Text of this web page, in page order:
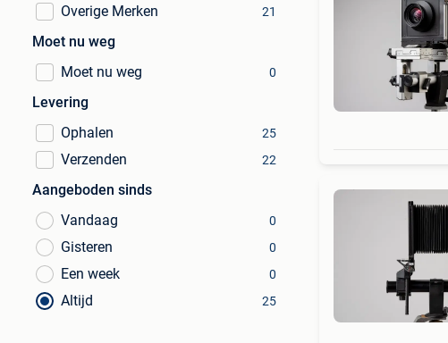
Overige Merken 21
Moet nu weg
Moet nu weg
0
Levering
Ophalen
25
Verzenden 22
Aangeboden sinds
Vandaag
0
Gisteren 0
Een week 0
Altijd 25